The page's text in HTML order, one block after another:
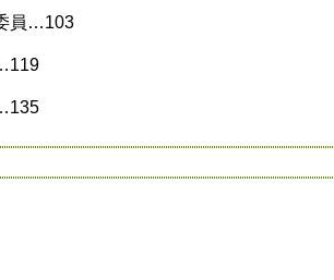
員…103